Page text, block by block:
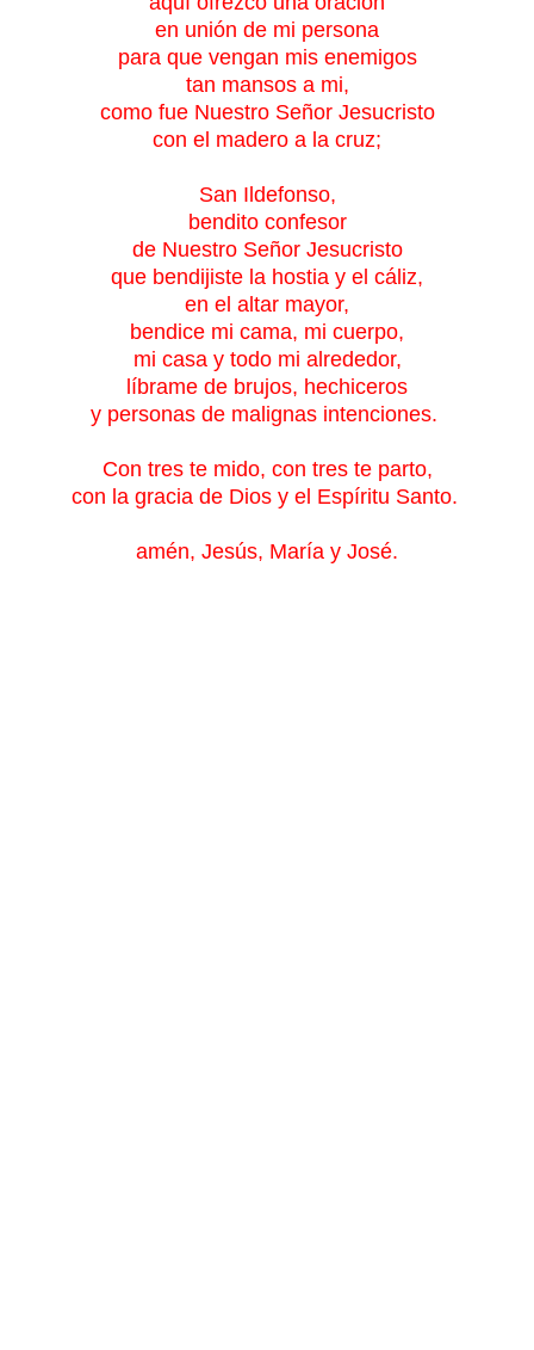
en unión de mi persona
para que vengan mis enemigos
tan mansos a mi,
como fue Nuestro Señor Jesucristo
con el madero a la cruz;
San Ildefonso,
bendito confesor
de Nuestro Señor Jesucristo
que bendijiste la hostia y el cáliz,
en el altar mayor,
bendice mi cama, mi cuerpo,
mi casa y todo mi alrededor,
líbrame de brujos, hechiceros
y personas de malignas intenciones.
Con tres te mido, con tres te parto,
con la gracia de Dios y el Espíritu Santo.
amén, Jesús, María y José.